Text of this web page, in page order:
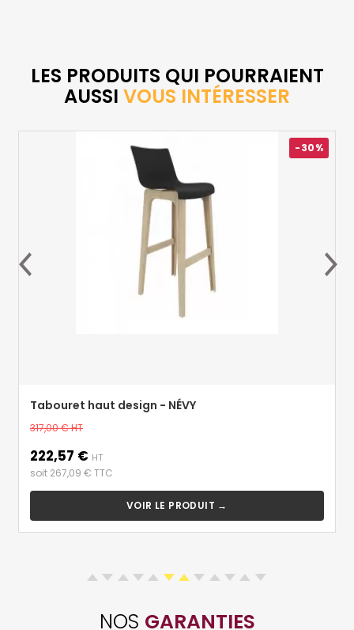
LES PRODUITS QUI POURRAIENT
AUSSI VOUS INTÉRESSER
-30%
Tabouret haut design - NÉVY
Prix
base
317,00 €HT
Prix
222,57 € HT
soit 267,09 € TTC
VOIR LE PRODUIT →
NOS GARANTIES